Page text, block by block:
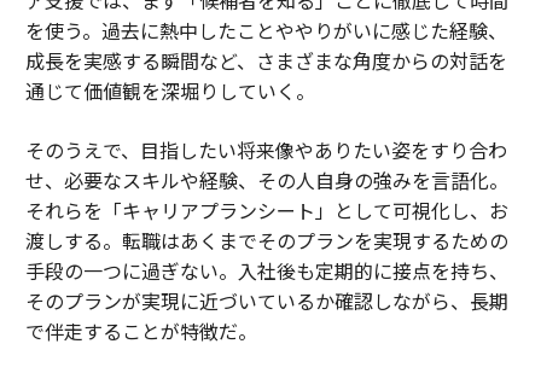
を使う。過去に熱中したことややりがいに感じた経験、
成長を実感する瞬間など、さまざまな角度からの対話を
通じて価値観を深堀りしていく。
そのうえで、目指したい将来像やありたい姿をすり合わ
せ、必要なスキルや経験、その人自身の強みを言語化。
それらを「キャリアプランシート」として可視化し、お
渡しする。転職はあくまでそのプランを実現するための
手段の一つに過ぎない。入社後も定期的に接点を持ち、
そのプランが実現に近づいているか確認しながら、長期
で伴走することが特徴だ。